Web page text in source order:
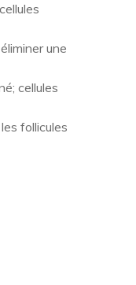
une
cellules
follicules